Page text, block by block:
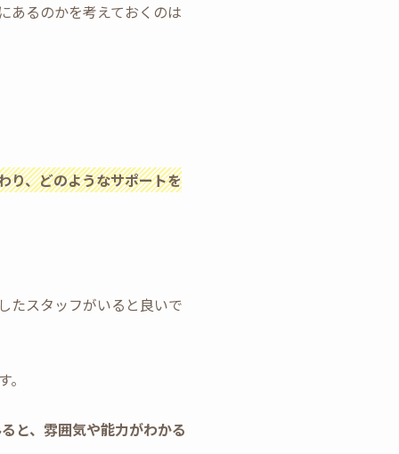
あるのかを考えておくのは
り、どのようなサポートを
たスタッフがいると良いで
と、雰囲気や能力がわかる